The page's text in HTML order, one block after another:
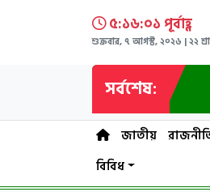
৫:১৬:০২ পূর্বাহ্ণ
শুক্রবার, ৭ আগস্ট, ২০২৬ | ২২
সর্বশেষ:
জাতীয়
বিবিধ